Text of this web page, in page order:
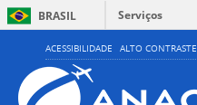
ACESSIBILIDADE ALTO CONTRASTE
BRASIL
Serviços